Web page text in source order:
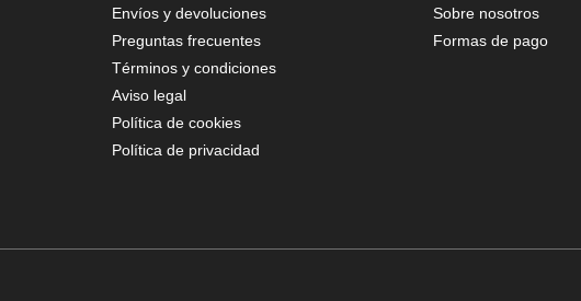
Envíos y devoluciones
Preguntas frecuentes
Términos y condiciones
Aviso legal
Política de cookies
Política de privacidad
Sobre nosotros
Formas de pago